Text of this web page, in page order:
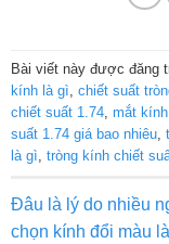
Bài viết này được đăng
kính là gì chiết suất
chiết suất 1.74, mắt
suất 1.74 giá bao nhiêu,
là gì tròng kính chiết
Đâu là lý do nhiều
chọn kính đổi màu